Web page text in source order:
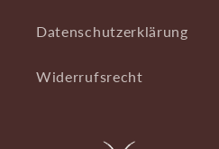
Datenschutzerklärung
Widerrufsrecht